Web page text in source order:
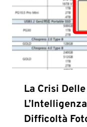
La Crisi
Difficoltà